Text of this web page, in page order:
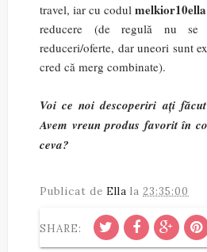
travel, iar cu codul melkior10ella
reducere (de regulă nu se
reduceri/oferte, dar uneori sunt
cred că merg combinate).
Voi ce noi descoperiri ați
Avem vreun produs favorit în
ceva?
Publicat de Ella la 23:35:00
SHARE: